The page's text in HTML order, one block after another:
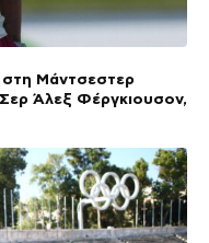
στη Μάντσεστερ
Σερ Άλεξ Φέργκιουσον,